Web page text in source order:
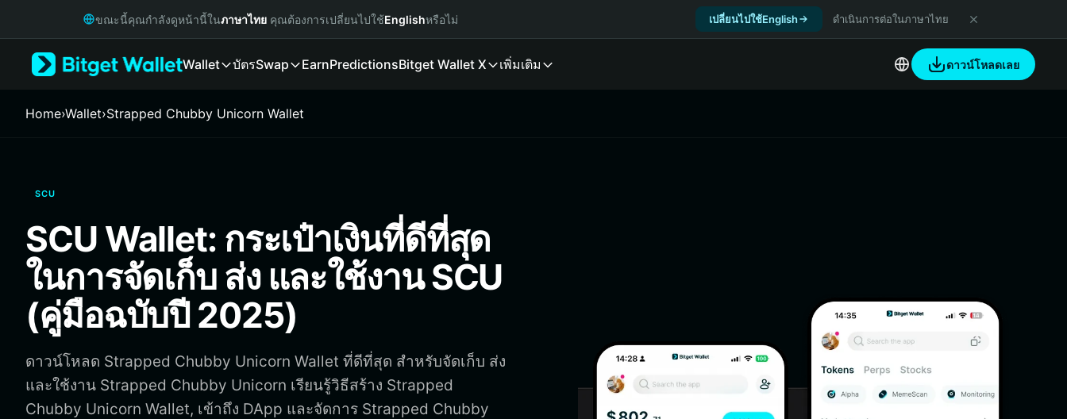
Русский
Italiano
繁體中文
Bahasa Indonesia
ภาษาไทย
Español
Português (Brasil)
Español (Argentina)
ขณะนี้คุณกำลังดูหน้านี้ในภาษาไทย คุณต้องการเปลี่ยนไปใช้Englishหรือไม่ เปลี่ยนไปใช้English ดำเนินการต่อในภาษาไทย
Wallet บัตรSwap EarnPredictionsBitget Wallet X เพิ่มเติม ดาวน์โหลดเลย
Home›Wallet›Strapped Chubby Unicorn Wallet
SCU
SCU Wallet: กระเป๋าเงินที่ดีที่สุด
ในการจัดเก็บ ส่ง และใช้งาน SCU
(คู่มือฉบับปี 2025)
ดาวน์โหลด Strapped Chubby Unicorn Wallet ที่ดีที่สุด สำหรับจัดเก็บ ส่ง
และใช้งาน Strapped Chubby Unicorn เรียนรู้วิธีสร้าง Strapped
Chubby Unicorn Wallet, เข้าถึง DApp และจัดการ Strapped Chubby